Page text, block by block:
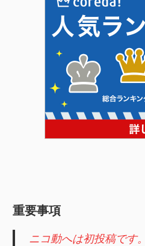
重要事項
ニコ動へは初投稿です